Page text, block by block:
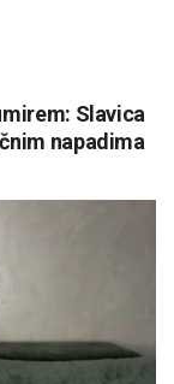
Slavica
napadima